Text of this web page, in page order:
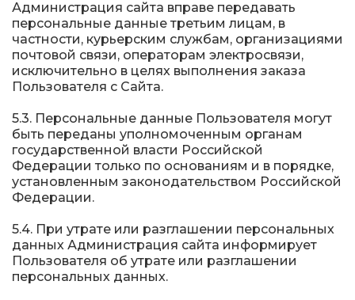
Администрация сайта вправе передавать
персональные данные третьим лицам, в
частности, курьерским службам, организациями
почтовой связи, операторам электросвязи,
исключительно в целях выполнения заказа
Пользователя с Сайта.
5.3. Персональные данные Пользователя могут
быть переданы уполномоченным органам
государственной власти Российской
Федерации только по основаниям и в порядке,
установленным законодательством Российской
Федерации.
5.4. При утрате или разглашении персональных
данных Администрация сайта информирует
Пользователя об утрате или разглашении
персональных данных.